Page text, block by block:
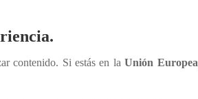
y luego
contenido. Si estás en laUnión Europea